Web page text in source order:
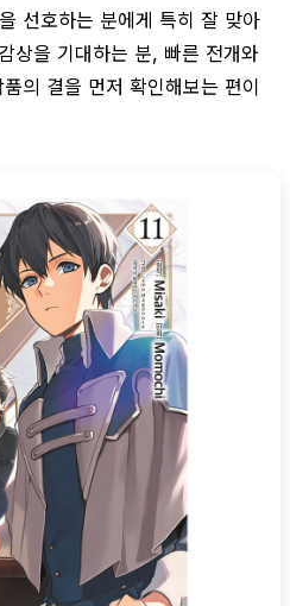
선호하는 분에게 특히 잘 맞아
상을 기대하는 분, 빠른 전개와
의 결을 먼저 확인해보는 편이